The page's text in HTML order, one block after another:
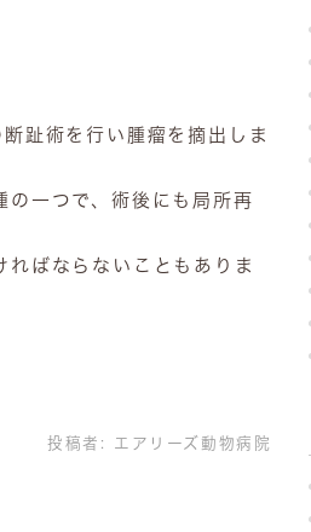
趾術を行い腫瘤を摘出しま
の一つで、術後にも局所再
ばならないこともありま
投稿者: エアリーズ動物病院